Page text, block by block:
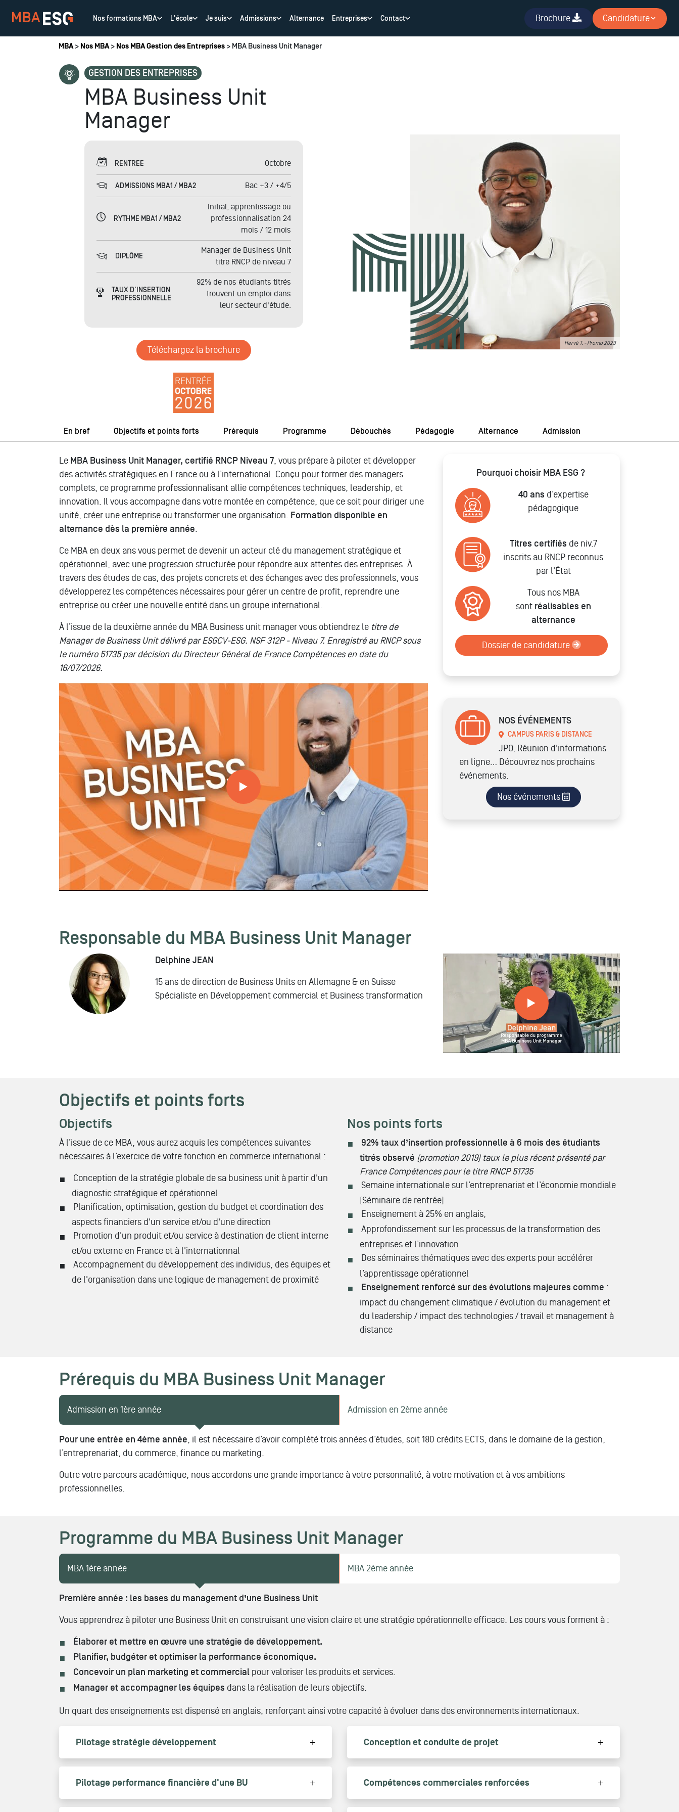
Vous êtes ici
MBA> Nos MBA> Nos MBA Gestion des Entreprises > MBA Business Unit Manager
GESTION DES ENTREPRISES
MBA Business Unit
Manager
RENTRÉE Octobre
ADMISSIONS MBA1 / MBA2 Bac +3 / +4/5
RYTHME MBA1 / MBA2
Initial, apprentissage ou
professionnalisation 24
mois / 12 mois
DIPLÔME
Manager de Business Unit
titre RNCP de niveau 7
TAUX D'INSERTION
PROFESSIONNELLE
92% de nos étudiants titrés
trouvent un emploi dans
leur secteur d'étude.
Téléchargez la brochure
Hervé T. - Promo 2023
En bref Objectifs et points forts Prérequis Programme Débouchés Pédagogie Alternance Admission
Le MBA Business Unit Manager, certifié RNCP Niveau 7, vous prépare à piloter et développer
des activités stratégiques en France ou à l’international. Conçu pour former des managers
complets, ce programme professionnalisant allie compétences techniques, leadership, et
innovation. Il vous accompagne dans votre montée en compétence, que ce soit pour diriger une
unité, créer une entreprise ou transformer une organisation. Formation disponible en
alternance dès la première année.
Ce MBA en deux ans vous permet de devenir un acteur clé du management stratégique et
opérationnel, avec une progression structurée pour répondre aux attentes des entreprises. À
travers des études de cas, des projets concrets et des échanges avec des professionnels, vous
développerez les compétences nécessaires pour gérer un centre de profit, reprendre une
entreprise ou créer une nouvelle entité dans un groupe international.
À l’issue de la deuxième année du MBA Business unit manager vous obtiendrez le titre de
Manager de Business Unit délivré par ESGCV-ESG. NSF 312P - Niveau 7. Enregistré au RNCP sous
le numéro 51735 par décision du Directeur Général de France Compétences en date du
16/07/2026.
Tout savoir sur les formations // MBA BUSINESS UNIT
Pourquoi choisir MBA ESG ?
40 ans d’expertise
pédagogique
Titres certifiés de niv.7
inscrits au RNCP reconnus
par l'État
Tous nos MBA
sont réalisables en
alternance
Dossier de candidature
NOS ÉVÉNEMENTS
CAMPUS PARIS & DISTANCE
JPO, Réunion d'informations
en ligne… Découvrez nos prochains
événements.
Nos événements
Responsable du MBA Business Unit Manager
Delphine JEAN
15 ans de direction de Business Units en Allemagne & en Suisse
Spécialiste en Développement commercial et Business transformation
Formation "MBA Business Unit Manager",
expliquée par Delphine Jean, responsable du
Objectifs et points forts
Objectifs
À l’issue de ce MBA, vous aurez acquis les compétences suivantes
nécessaires à l’exercice de votre fonction en commerce international :
Conception de la stratégie globale de sa business unit à partir d'un
diagnostic stratégique et opérationnel
Planification, optimisation, gestion du budget et coordination des
aspects financiers d'un service et/ou d'une direction
Promotion d'un produit et/ou service à destination de client interne
et/ou externe en France et à l'internationnal
Accompagnement du développement des individus, des équipes et
de l'organisation dans une logique de management de proximité
Nos points forts
92% taux d’insertion professionnelle à 6 mois des étudiants
titrés observé (promotion 2019) taux le plus récent présenté par
France Compétences pour le titre RNCP 51735
Semaine internationale sur l’entreprenariat et l’économie mondiale
[Séminaire de rentrée]
Enseignement à 25% en anglais,
Approfondissement sur les processus de la transformation des
entreprises et l’innovation
Des séminaires thématiques avec des experts pour accélérer
l’apprentissage opérationnel
Enseignement renforcé sur des évolutions majeures comme :
impact du changement climatique / évolution du management et
du leadership / impact des technologies / travail et management à
distance
Prérequis du MBA Business Unit Manager
Admission en 1ère année Admission en 2ème année
Pour une entrée en 4ème année , il est nécessaire d’avoir complété trois années d’études, soit 180 crédits ECTS, dans le domaine de la gestion,
l’entreprenariat, du commerce, finance ou marketing.
Outre votre parcours académique, nous accordons une grande importance à votre personnalité, à votre motivation et à vos ambitions
professionnelles.
Programme du MBA Business Unit Manager
MBA 1ère année MBA 2ème année
Première année : les bases du management d’une Business Unit
Vous apprendrez à piloter une Business Unit en construisant une vision claire et une stratégie opérationnelle efficace. Les cours vous forment à :
Élaborer et mettre en œuvre une stratégie de développement.
Planifier, budgéter et optimiser la performance économique.
Concevoir un plan marketing et commercial pour valoriser les produits et services.
Manager et accompagner les équipes dans la réalisation de leurs objectifs.
Un quart des enseignements est dispensé en anglais, renforçant ainsi votre capacité à évoluer dans des environnements internationaux.
Pilotage stratégie développement
Pilotage performance financière d'une BU
Conception et conduite de projet
Compétences commerciales renforcées
Nos formations MBA L'école Je suis Admissions Alternance Entreprises Contact Brochure Candidature